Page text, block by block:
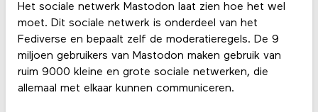
Het sociale netwerk Mastodon laat zien hoe het wel
moet. Dit sociale netwerk is onderdeel van het
Fediverse en bepaalt zelf de moderatieregels. De 9
miljoen gebruikers van Mastodon maken gebruik van
ruim 9000 kleine en grote sociale netwerken, die
allemaal met elkaar kunnen communiceren.